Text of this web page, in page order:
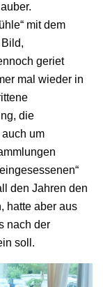
mit dem
geriet
mal wieder in
die
um
den Jahren den
hatte aber aus
nach der
soll.